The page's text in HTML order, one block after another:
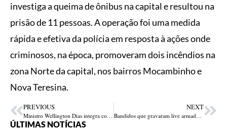
investiga a queima de ônibus na capital e resultou na
prisão de 11 pessoas. A operação foi uma medida
rápida e efetiva da polícia em resposta à ações onde
criminosos, na época, promoveram dois incêndios na
zona Norte da capital, nos bairros Mocambinho e
Nova Teresina.
PREVIOUS
Ministro Wellington Dias integra comitiva que presta apoio aos atingidos pelas chuvas em Alagoas
NEXT
Bandidos que gravaram live armados ameaçando rivais são presos
ÚLTIMAS NOTÍCIAS